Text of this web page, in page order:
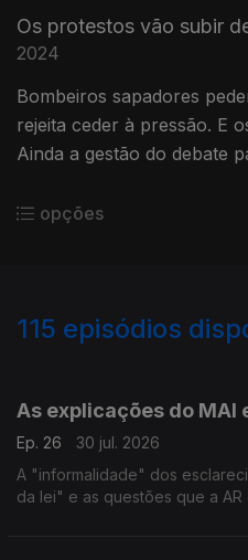
Os protestos vão subir
2024
Bombeiros sapadores
rejeita ceder à pressão. E
Ainda a gestão do debate
(LIVRE).
opções
115 episódios
As explicações do MAI
Ep. 26
30 jul. 2026
A "informalidade" dos
da lei" e as questões que a